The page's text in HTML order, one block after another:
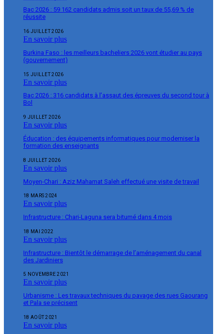
Bac 2026 : 59 162 candidats admis soit un taux de 55,69 % de
réussite
16 JUILLET 2026
En savoir plus
Burkina Faso : les meilleurs bacheliers 2026 vont étudier au pays
(gouvernement)
15 JUILLET 2026
En savoir plus
Bac 2026 : 316 candidats à l’assaut des épreuves du second tour à
Bol
9 JUILLET 2026
En savoir plus
Éducation : des équipements informatiques pour moderniser la
formation des enseignants
8 JUILLET 2026
En savoir plus
Moyen-Chari : Aziz Mahamat Saleh effectué une visite de travail
18 MARS 2024
En savoir plus
Infrastructure : Chari-Laguna sera bitumé dans 4 mois
18 MAI 2022
En savoir plus
Infrastructure : Bientôt le démarrage de l’aménagement du canal
des Jardiniers
5 NOVEMBRE 2021
En savoir plus
Urbanisme : Les travaux techniques du pavage des rues Gaourang
et Pala se précisent
18 AOÛT 2021
En savoir plus